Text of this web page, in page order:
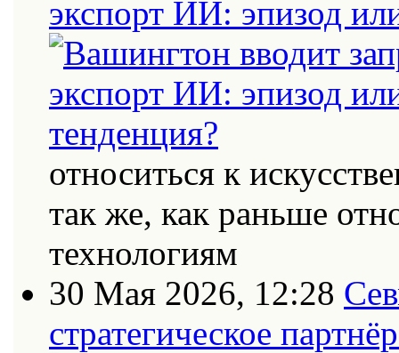
экспорт ИИ: эпизод
относиться к
так же, как раньше
технологиям
30 Мая 2026, 12:28
стратегическое